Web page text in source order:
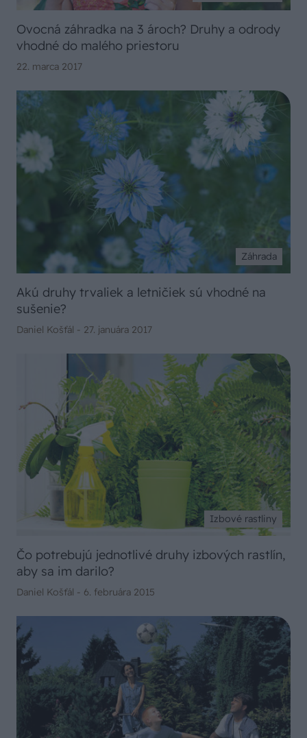
Ovocná záhradka na 3 ároch? Druhy a odrody
vhodné do malého priestoru
22. marca 2017
Záhrada
Akú druhy trvaliek a letničiek sú vhodné na
sušenie?
Daniel Košťál - 27. januára 2017
Izbové rastliny
Čo potrebujú jednotlivé druhy izbových rastlín,
aby sa im darilo?
Daniel Košťál - 6. februára 2015